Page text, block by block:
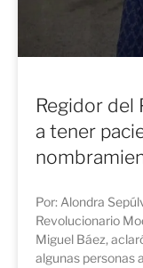
Regidor del
a tener
Por: Alondra
Revolucionario
Miguel Báez,
algunas personas